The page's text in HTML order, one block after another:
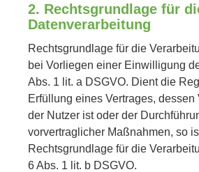
2. Rechtsgrundlage für
Datenverarbeitung
Rechtsgrundlage für die
bei Vorliegen einer Einwilligung
Abs. 1 lit. a DSGVO. Dient die
Erfüllung eines Vertrages, dessen
der Nutzer ist oder der
vorvertraglicher Maßnahmen, so
Rechtsgrundlage für die
6 Abs. 1 lit. b DSGVO.